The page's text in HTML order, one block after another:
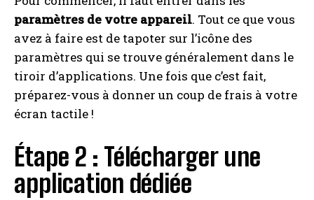
paramètres de votre appareil. Tout ce que vous
avez à faire est de tapoter sur l’icône des
paramètres qui se trouve généralement dans le
tiroir d’applications. Une fois que c’est fait,
préparez-vous à donner un coup de frais à votre
écran tactile !
Étape 2 : Télécharger une
application dédiée